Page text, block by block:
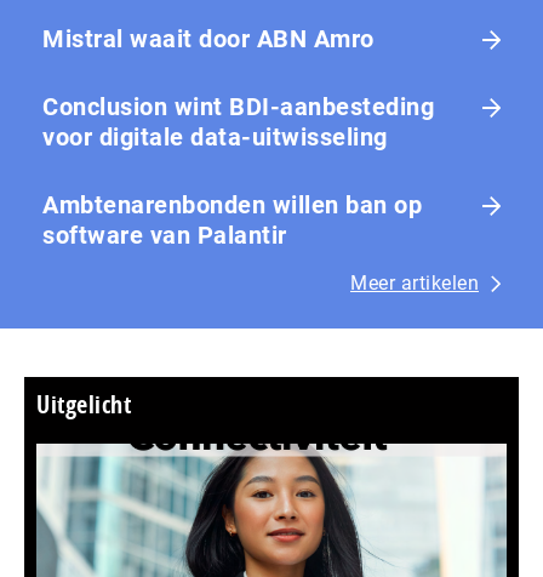
Mistral waait door ABN Amro
Conclusion wint BDI-aanbesteding
voor digitale data-uitwisseling
Ambtenarenbonden willen ban op
software van Palantir
Meer artikelen
Uitgelicht